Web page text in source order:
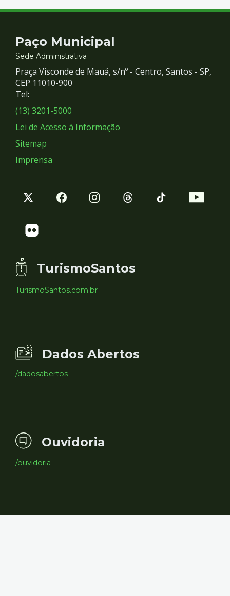
Contato
e
Redes
Sociais
Paço Municipal
Sede Administrativa
Praça Visconde de Mauá, s/nº - Centro, Santos - SP,
CEP 11010-900
Tel:
(13) 3201-5000
Lei de Acesso à Informação
Sitemap
Imprensa
TurismoSantos
TurismoSantos.com.br
Dados Abertos
/dadosabertos
Ouvidoria
/ouvidoria